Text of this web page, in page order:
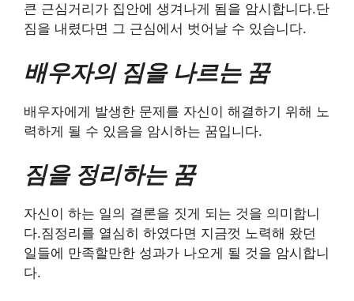
큰 근심거리가 집안에 생겨나게 됨을 암시합니다.단
짐을 내렸다면 그 근심에서 벗어날 수 있습니다.
배우자의 짐을 나르는 꿈
배우자에게 발생한 문제를 자신이 해결하기 위해 노
력하게 될 수 있음을 암시하는 꿈입니다.
짐을 정리하는 꿈
자신이 하는 일의 결론을 짓게 되는 것을 의미합니
다.짐정리를 열심히 하였다면 지금껏 노력해 왔던
일들에 만족할만한 성과가 나오게 될 것을 암시합니
다.